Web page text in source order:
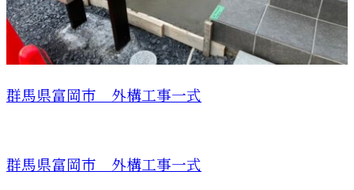
群馬県富岡市 外構工事一式
群馬県富岡市 外構工事一式